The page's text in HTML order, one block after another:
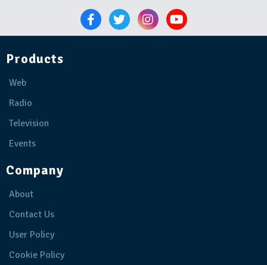
Products
Web
Radio
Television
Events
Company
About
Contact Us
User Policy
Cookie Policy